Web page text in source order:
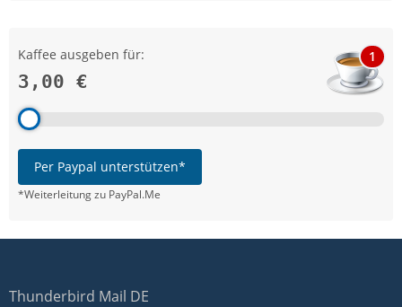
Kaffee ausgeben für:
3,00 €
1
Per Paypal unterstützen*
*Weiterleitung zu PayPal.Me
Thunderbird Mail DE